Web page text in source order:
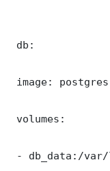
db:
image:
volumes:
- db_data:/